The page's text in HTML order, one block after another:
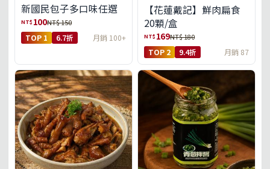
新國民包子多口味任選
NT$ 100NT$ 150
TOP 1 6.7折 月銷 100+
【花蓮戴記】鮮肉扁食
20顆/盒
NT$ 169NT$ 180
TOP 2 9.4折 月銷 87